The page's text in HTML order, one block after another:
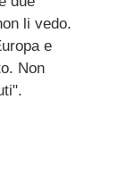
li vedo.
e
Non